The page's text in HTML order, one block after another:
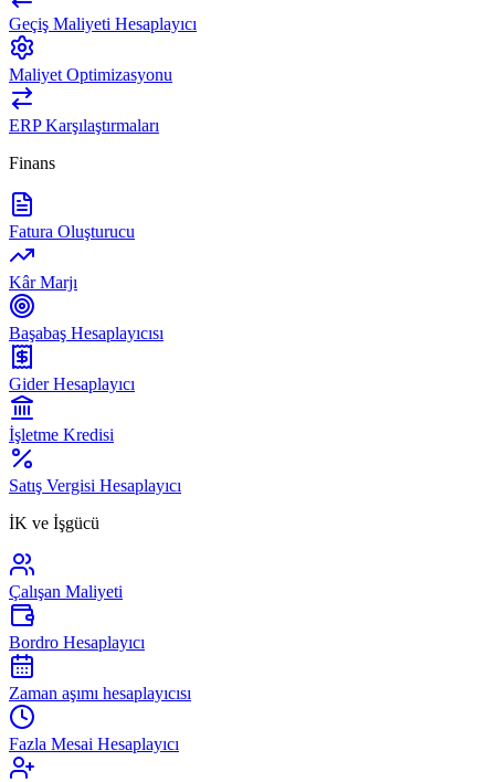
Geçiş Maliyeti Hesaplayıcı
Maliyet Optimizasyonu
ERP Karşılaştırmaları
Finans
Fatura Oluşturucu
Kâr Marjı
Başabaş Hesaplayıcısı
Gider Hesaplayıcı
İşletme Kredisi
Satış Vergisi Hesaplayıcı
İK ve İşgücü
Çalışan Maliyeti
Bordro Hesaplayıcı
Zaman aşımı hesaplayıcısı
Fazla Mesai Hesaplayıcı